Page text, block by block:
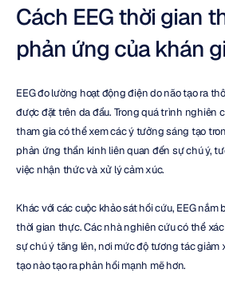
Cách EEG thời gian
phản ứng của khán
EEG đo lường hoạt động điện do não tạo ra
được đặt trên da đầu. Trong quá trình nghiên
tham gia có thể xem các ý tưởng sáng tạo
phản ứng thần kinh liên quan đến sự chú ý,
việc nhận thức và xử lý cảm xúc.
Khác với các cuộc khảo sát hồi cứu, EEG
thời gian thực. Các nhà nghiên cứu có thể
sự chú ý tăng lên, nơi mức độ tương tác giảm
tạo nào tạo ra phản hồi mạnh mẽ hơn.